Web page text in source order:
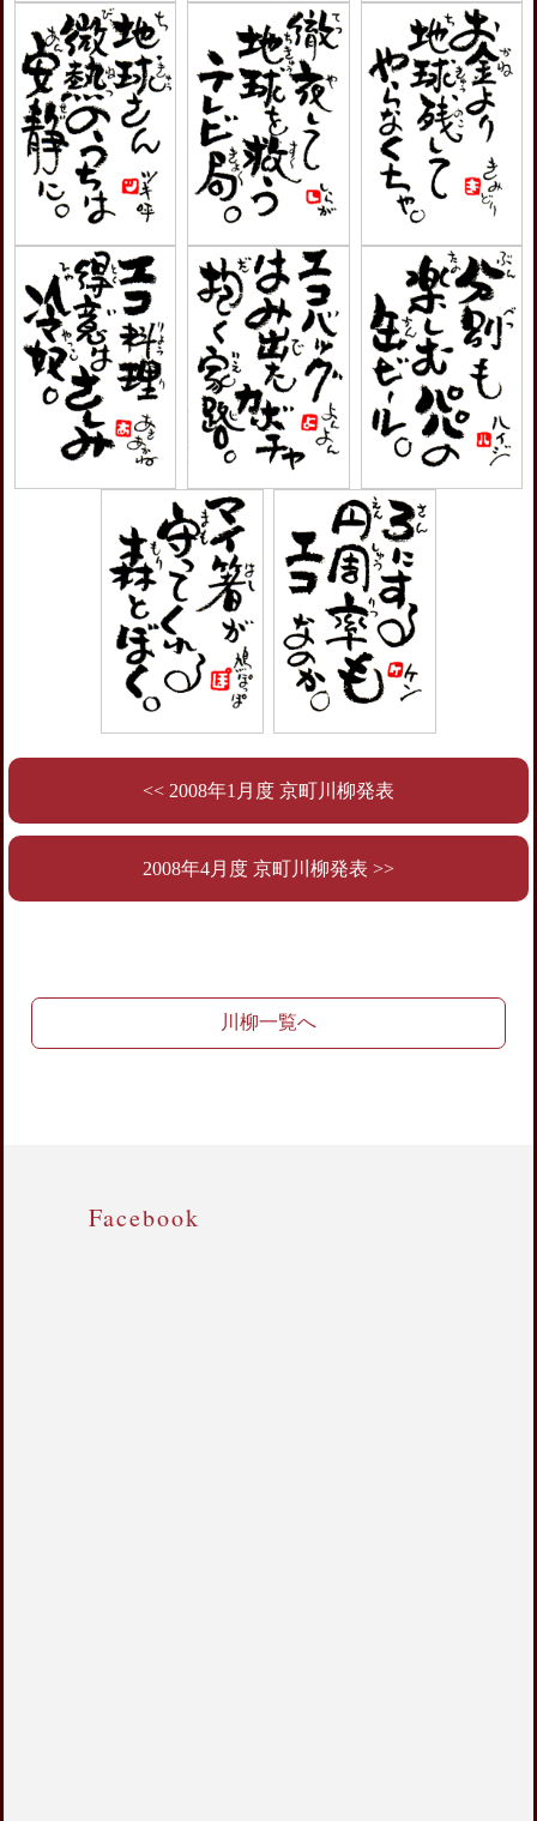
<< 2008年1月度 京町川柳発表
2008年4月度 京町川柳発表 >>
川柳一覧へ
Facebook